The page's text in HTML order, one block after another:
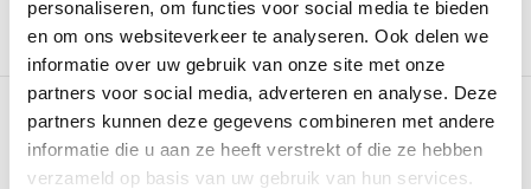
personaliseren, om functies voor social media te bieden
en om ons websiteverkeer te analyseren. Ook delen we
informatie over uw gebruik van onze site met onze
partners voor social media, adverteren en analyse. Deze
partners kunnen deze gegevens combineren met andere
informatie die u aan ze heeft verstrekt of die ze hebben
verzameld op basis van uw gebruik van hun services.
NIEUWSBRIEF
Schrijf je in en ontvang 10% korting op je eerste